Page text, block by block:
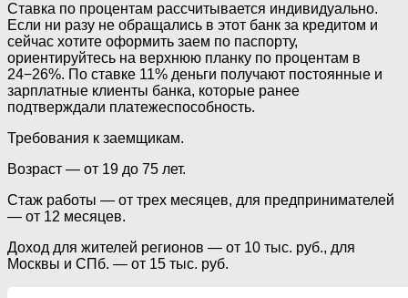
Ставка по процентам рассчитывается индивидуально.
Если ни разу не обращались в этот банк за кредитом и
сейчас хотите оформить заем по паспорту,
ориентируйтесь на верхнюю планку по процентам в
24−26%. По ставке 11% деньги получают постоянные и
зарплатные клиенты банка, которые ранее
подтверждали платежеспособность.
Требования к заемщикам.
Возраст — от 19 до 75 лет.
Стаж работы — от трех месяцев, для предпринимателей
— от 12 месяцев.
Доход для жителей регионов — от 10 тыс. руб., для
Москвы и СПб. — от 15 тыс. руб.